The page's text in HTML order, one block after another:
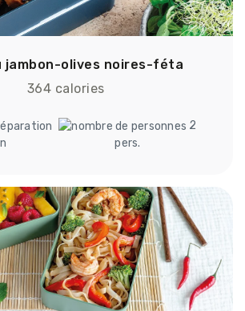
jambon-olives noires-féta
364 calories
2
pers.